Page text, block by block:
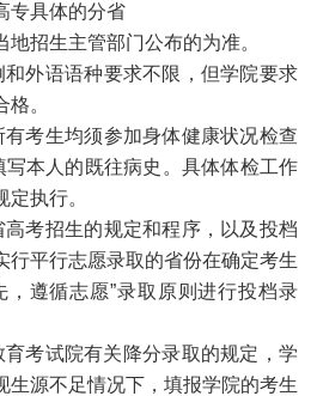
专具体的分省
招生主管部门公布的为准。
外语语种要求不限，但学院要求
。
考生均须参加身体健康状况检查
本人的既往病史。具体体检工作
执行。
考招生的规定和程序，以及投档
行平行志愿录取的省份在确定考生
，遵循志愿”录取原则进行投档录
考试院有关降分录取的规定，学
生源不足情况下，填报学院的考生